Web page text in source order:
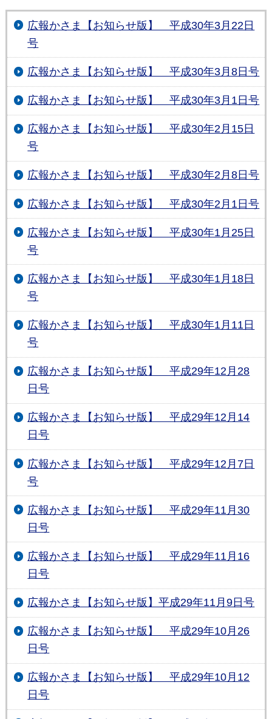
広報かさま【お知らせ版】 平成30年3月22日
号
広報かさま【お知らせ版】 平成30年3月8日号
広報かさま【お知らせ版】 平成30年3月1日号
広報かさま【お知らせ版】 平成30年2月15日
号
広報かさま【お知らせ版】 平成30年2月8日号
広報かさま【お知らせ版】 平成30年2月1日号
広報かさま【お知らせ版】 平成30年1月25日
号
広報かさま【お知らせ版】 平成30年1月18日
号
広報かさま【お知らせ版】 平成30年1月11日
号
広報かさま【お知らせ版】 平成29年12月28
日号
広報かさま【お知らせ版】 平成29年12月14
日号
広報かさま【お知らせ版】 平成29年12月7日
号
広報かさま【お知らせ版】 平成29年11月30
日号
広報かさま【お知らせ版】 平成29年11月16
日号
広報かさま【お知らせ版】平成29年11月9日号
広報かさま【お知らせ版】 平成29年10月26
日号
広報かさま【お知らせ版】 平成29年10月12
日号